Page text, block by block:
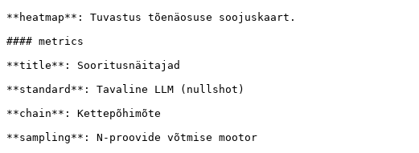
**heatmap**: Tuvastus tõenäosuse soojuskaart.
#### metrics
**title**: Sooritusnäitajad
**standard**: Tavaline LLM (nullshot)
**chain**: Kettepõhimõte
**sampling**: N-proovide võtmise mootor